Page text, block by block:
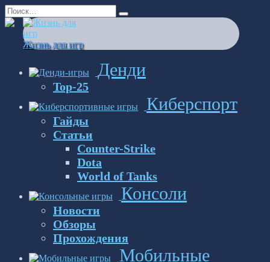
Перейти
к
содержанию
Search
for:
Жизнь для игр
Денди
Top-25
Киберспорт
Гайды
Статьи
Counter-Strike
Dota
World of Tanks
Консоли
Новости
Обзоры
Прохождения
Мобильные